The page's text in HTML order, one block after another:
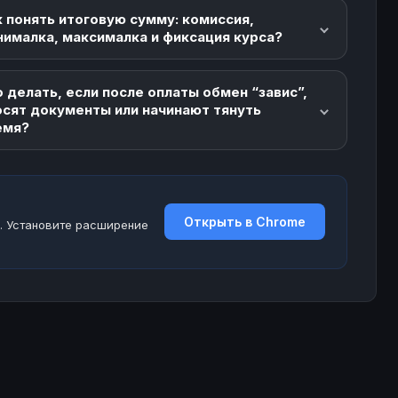
1.3K+ $ 22
- $ 32 814
понять итоговую сумму: комиссия,
максималка и фиксация курса?
делать, если после оплаты обмен “завис”,
документы или начинают тянуть
Установите расширение
Открыть в Chrome